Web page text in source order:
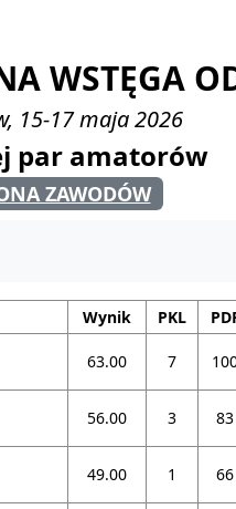
WSTĘGA
15-17 maja 2026
par amatorów
ZAWODÓW
Wynik PKL
63.00 7
56.00 3 83
49.00 1 66